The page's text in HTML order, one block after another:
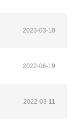
2023-03-10
2022-06-19
2022-03-11